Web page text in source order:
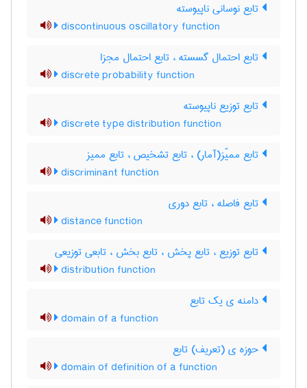
تابع نوسانی ناپیوسته
discontinuous oscillatory function
تابع احتمال گسسته ، تابع احتمال مجزا
discrete probability function
تابع توزیع ناپیوسته
discrete type distribution function
تابع ممیّز(آمار) ، تابع تشخیص ، تابع ممیز
discriminant function
تابع فاصله ، تابع دوری
distance function
تابع توزیع ، تابع پخش ، تابع بخش ، تابعی توزیعی
distribution function
دامنه ی یک تابع
domain of a function
حوزه ی (تعریف) تابع
domain of definition of a function